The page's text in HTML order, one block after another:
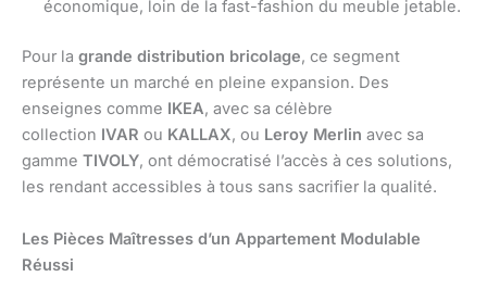
économique, loin de la fast-fashion du meuble jetable.
Pour la grande distribution bricolage, ce segment
représente un marché en pleine expansion. Des
enseignes comme IKEA, avec sa célèbre
collection IVAR ou KALLAX, ou Leroy Merlin avec sa
gamme TIVOLY, ont démocratisé l’accès à ces solutions,
les rendant accessibles à tous sans sacrifier la qualité.
Les Pièces Maîtresses d’un Appartement Modulable
Réussi